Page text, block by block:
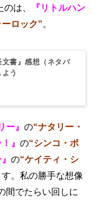
は、
『リトルハン
ロック”。
文書』感想（ネタバ
う
ー』 の“ナタリー・
』 の“シンコ・ポ
の“ケイティ・シ
。私の勝手な想像
間でたらい回しに